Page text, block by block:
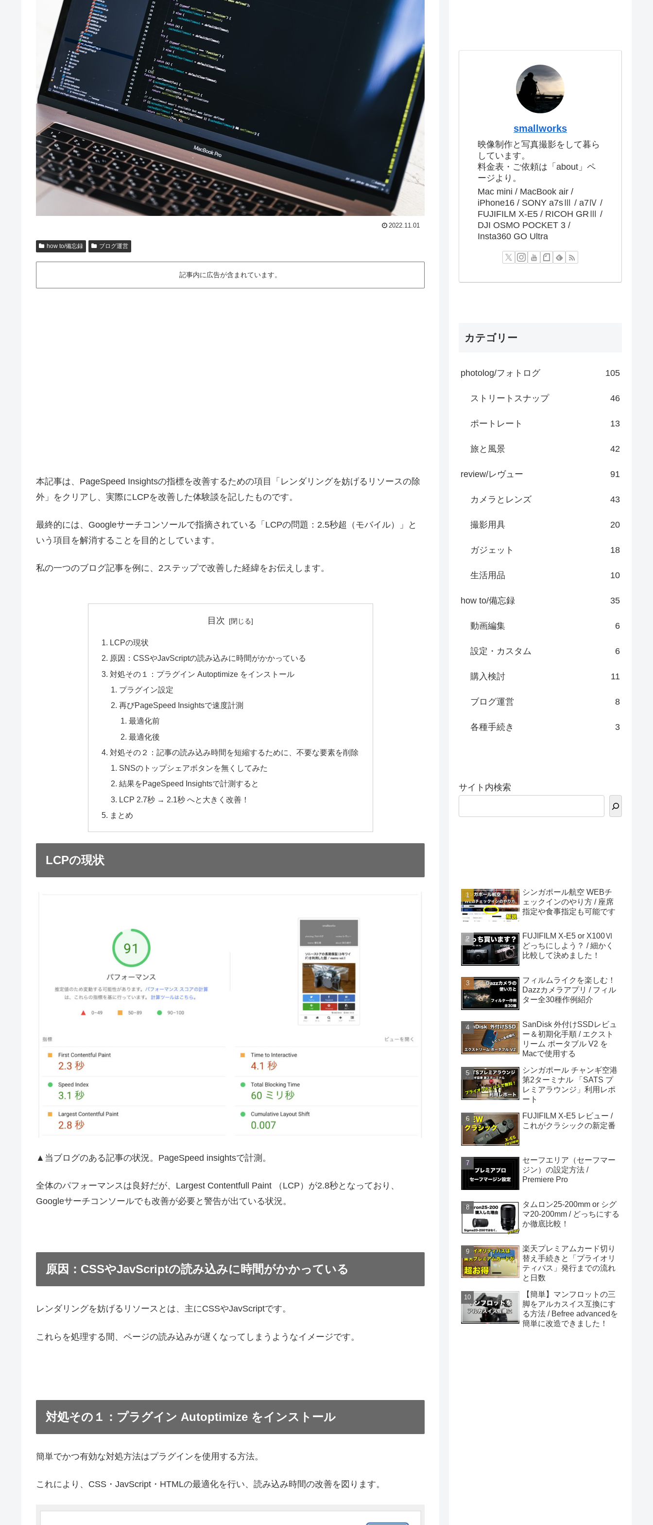
2022.11.01
how to/備忘録 ブログ運営
記事内に広告が含まれています。
本記事は、PageSpeed Insightsの指標を改善するための項目「レンダリングを妨げるリソースの除
外」をクリアし、実際にLCPを改善した体験談を記したものです。
最終的には、Googleサーチコンソールで指摘されている「LCPの問題：2.5秒超（モバイル）」と
いう項目を解消することを目的としています。
私の一つのブログ記事を例に、2ステップで改善した経緯をお伝えします。
目次
LCPの現状
原因：CSSやJavScriptの読み込みに時間がかかっている
対処その１：プラグイン Autoptimize をインストール
プラグイン設定
再びPageSpeed Insightsで速度計測
最適化前
最適化後
対処その２：記事の読み込み時間を短縮するために、不要な要素を削除
SNSのトップシェアボタンを無くしてみた
結果をPageSpeed Insightsで計測すると
LCP 2.7秒 → 2.1秒 へと大きく改善！
まとめ
LCPの現状
▲当ブログのある記事の状況。PageSpeed insightsで計測。
全体のパフォーマンスは良好だが、Largest Contentfull Paint （LCP）が2.8秒となっており、
Googleサーチコンソールでも改善が必要と警告が出ている状況。
原因：CSSやJavScriptの読み込みに時間がかかっている
レンダリングを妨げるリソースとは、主にCSSやJavScriptです。
これらを処理する間、ページの読み込みが遅くなってしまうようなイメージです。
対処その１：プラグイン Autoptimize をインストール
簡単でかつ有効な対処方法はプラグインを使用する方法。
これにより、CSS・JavScript・HTMLの最適化を行い、読み込み時間の改善を図ります。
smallworks
映像制作と写真撮影をして暮ら
しています。
料金表・ご依頼は「about」ペ
ージより。
Mac mini / MacBook air /
iPhone16 / SONY a7sⅢ / a7Ⅳ /
FUJIFILM X-E5 / RICOH GRⅢ /
DJI OSMO POCKET 3 /
Insta360 GO Ultra
カテゴリー
photolog/フォトログ 105
ストリートスナップ 46
ポートレート 13
旅と風景 42
review/レヴュー 91
カメラとレンズ 43
撮影用具 20
ガジェット 18
生活用品 10
how to/備忘録 35
動画編集 6
設定・カスタム 6
購入検討 11
ブログ運営 8
各種手続き 3
サイト内検索
シンガポール航空 WEBチ
ェックインのやり方 / 座席
指定や食事指定も可能です
FUJIFILM X-E5 or X100Ⅵ
どっちにしよう？ / 細かく
比較して決めました！
フィルムライクを楽しむ！
Dazzカメラアプリ / フィル
ター全30種作例紹介
SanDisk 外付けSSDレビュ
ー＆初期化手順 / エクスト
リーム ポータブル V2 を
Macで使用する
シンガポール チャンギ空港
第2ターミナル 「SATS プ
レミアラウンジ」利用レポ
ート
FUJIFILM X-E5 レビュー /
これがクラシックの新定番
セーフエリア（セーフマー
ジン）の設定方法 /
Premiere Pro
タムロン25-200mm or シグ
マ20-200mm / どっちにする
か徹底比較！
楽天プレミアムカード切り
替え手続きと「プライオリ
ティパス」発行までの流れ
と日数
【簡単】マンフロットの三
脚をアルカスイス互換にす
る方法 / Befree advancedを
簡単に改造できました！